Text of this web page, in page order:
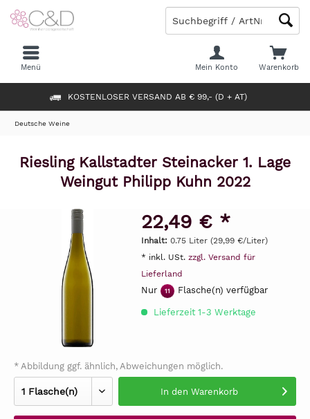
KOSTENLOSER VERSAND AB € 99,- (D + AT)
Warenkorb
Mein Konto
Menü
Deutsche Weine
Riesling Kallstadter Steinacker 1. Lage
Weingut Philipp Kuhn 2022
22,49 € *
Inhalt: 0.75 Liter (29,99 €/Liter)
* inkl. USt. zzgl. Versand für
Lieferland
Nur 11 Flasche(n) verfügbar
Lieferzeit 1-3 Werktage
* Abbildung ggf. ähnlich, Abweichungen möglich.
In den Warenkorb